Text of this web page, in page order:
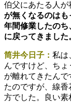
伯父にあたる人が
が無くなるのは
年間修業したの
に戻ってきました
筒井今日子： 私は
んですけど、ち
が離れてきたん
たのですが、線
方でした。良い